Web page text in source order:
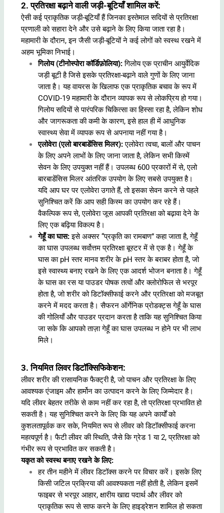
2. प्रतिरक्षा बढ़ाने वाली जड़ी-बूटियाँ शामिल करें:
ऐसी कई प्राकृतिक जड़ी-बूटियाँ हैं जिनका इस्तेमाल सदियों से प्रतिरक्षा
प्रणाली को सहारा देने और उसे बढ़ाने के लिए किया जाता रहा है।
महामारी के दौरान, इन जैसी जड़ी-बूटियों ने कई लोगों को स्वस्थ रखने में
अहम भूमिका निभाई।
गिलोय (टीनोस्पोरा कॉर्डिफ़ोलिया):गिलोय एक प्राचीन आयुर्वेदिक
जड़ी बूटी है जिसे इसके प्रतिरक्षा-बढ़ाने वाले गुणों के लिए जाना
जाता है। यह वायरस के खिलाफ एक प्राकृतिक बचाव के रूप में
COVID-19 महामारी के दौरान व्यापक रूप से लोकप्रिय हो गया।
गिलोय सदियों से पारंपरिक चिकित्सा का हिस्सा रहा है, लेकिन शोध
और जागरूकता की कमी के कारण, इसे हाल ही में आधुनिक
स्वास्थ्य सेवा में व्यापक रूप से अपनाया नहीं गया है।
एलोवेरा (एलो बारबाडेंसिस मिलर):एलोवेरा त्वचा, बालों और पाचन
के लिए अपने लाभों के लिए जाना जाता है, लेकिन सभी किस्में
सेवन के लिए उपयुक्त नहीं हैं। उपलब्ध 600 प्रकारों में से, एलो
बारबाडेंसिस मिलर आंतरिक उपयोग के लिए सबसे उपयुक्त है।
यदि आप घर पर एलोवेरा उगाते हैं, तो इसका सेवन करने से पहले
सुनिश्चित करें कि आप सही किस्म का उपयोग कर रहे हैं।
वैकल्पिक रूप से, एलोवेरा जूस आपकी प्रतिरक्षा को बढ़ावा देने के
लिए एक बढ़िया विकल्प है।
गेहूँ का घास:इसे अक्सर “प्रकृति का रामबाण” कहा जाता है, गेहूँ
का घास उपलब्ध सर्वोत्तम प्रतिरक्षा बूस्टर में से एक है। गेहूँ के
घास का pH स्तर मानव शरीर के pH स्तर के बराबर होता है, जो
इसे स्वास्थ्य बनाए रखने के लिए एक आदर्श भोजन बनाता है। गेहूँ
के घास का रस या पाउडर पोषक तत्वों और क्लोरोफिल से भरपूर
होता है, जो शरीर को डिटॉक्सीफाई करने और प्रतिरक्षा को मजबूत
करने में मदद करता है। सैफरन ऑर्गेनिक प्रोडक्ट्स गेहूँ के घास
की गोलियाँ और पाउडर प्रदान करता है ताकि यह सुनिश्चित किया
जा सके कि आपको ताज़ा गेहूँ का घास उपलब्ध न होने पर भी लाभ
मिले।
3. नियमित लिवर डिटॉक्सिफिकेशन:
लीवर शरीर की रासायनिक फैक्ट्री है, जो पाचन और प्रतिरक्षा के लिए
आवश्यक एंजाइम और हार्मोन का उत्पादन करने के लिए जिम्मेदार है।
यदि लीवर बेहतर तरीके से काम नहीं कर रहा है, तो प्रतिरक्षा प्रभावित हो
सकती है। यह सुनिश्चित करने के लिए कि यह अपने कार्यों को
कुशलतापूर्वक कर सके, नियमित रूप से लीवर को डिटॉक्सीफाई करना
महत्वपूर्ण है। फैटी लीवर की स्थिति, जैसे कि ग्रेड 1 या 2, प्रतिरक्षा को
गंभीर रूप से प्रभावित कर सकती है।
यकृत को स्वस्थ बनाए रखने के लिए:
हर तीन महीने में लीवर डिटॉक्स करने पर विचार करें। इसके लिए
किसी जटिल प्रक्रिया की आवश्यकता नहीं होती है, लेकिन इसमें
फाइबर से भरपूर आहार, क्षारीय खाद्य पदार्थ और लीवर को
प्राकृतिक रूप से साफ करने के लिए हाइड्रेशन शामिल हो सकता